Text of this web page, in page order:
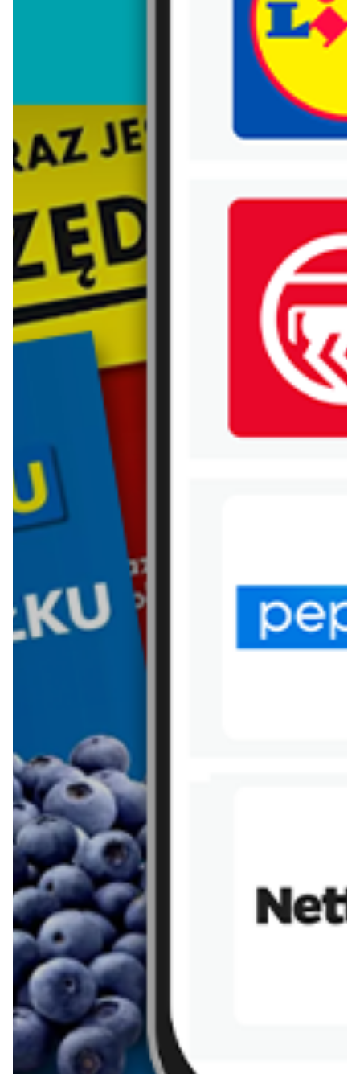
Trafiłeś na nieaktualną gazetkę
Zobacz aktualne gazetki Blix!
Sinsay
aktualna
NOWOŚCI - kolekcja męska
WIĘCEJ GAZETEK SINSAY